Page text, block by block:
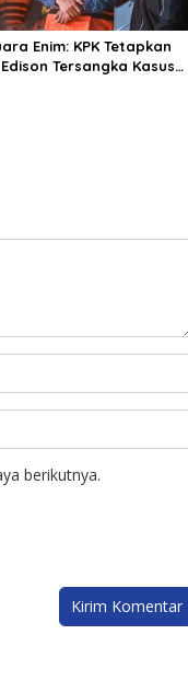
Enim: KPK Tetapkan
Tersangka Kasus
berikutnya.